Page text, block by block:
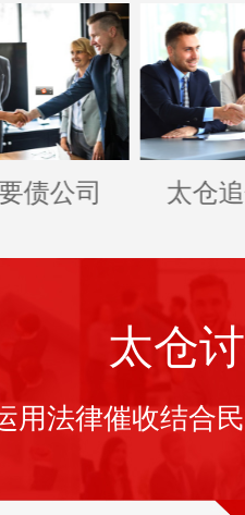
债公司 太仓
太仓
用法律催收结合